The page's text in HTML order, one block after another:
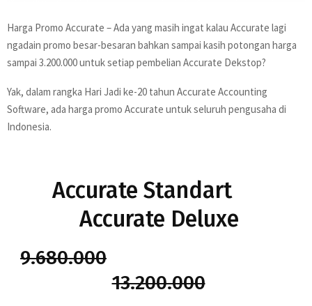
Harga Promo Accurate – Ada yang masih ingat kalau Accurate lagi
ngadain promo besar-besaran bahkan sampai kasih potongan harga
sampai 3.200.000 untuk setiap pembelian Accurate Dekstop?
Yak, dalam rangka Hari Jadi ke-20 tahun Accurate Accounting
Software, ada harga promo Accurate untuk seluruh pengusaha di
Indonesia.
Accurate Standart
Accurate Deluxe
9.680.000
13.200.000